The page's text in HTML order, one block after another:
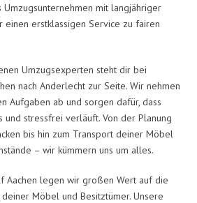
mit langjähriger
einen erstklassigen Service zu fairen
Umzugsexperten steht dir bei
nach Anderlecht zur Seite. Wir nehmen
Aufgaben ab und sorgen dafür, dass
und stressfrei verläuft. Von der Planung
bis hin zum Transport deiner Möbel
– wir kümmern uns um alles.
Aachen legen wir großen Wert auf die
Möbel und Besitztümer. Unsere